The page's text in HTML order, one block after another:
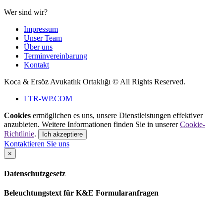
Wer sind wir?
Impressum
Unser Team
Über uns
Terminvereinbarung
Kontakt
Koca & Ersöz Avukatlık Ortaklığı © All Rights Reserved.
I TR-WP.COM
Cookies ermöglichen es uns, unsere Dienstleistungen effektiver
anzubieten. Weitere Informationen finden Sie in unsererCookie-
Richtlinie. Ich akzeptiere
Kontaktieren Sie uns
×
Datenschutzgesetz
Beleuchtungstext für K&E Formularanfragen